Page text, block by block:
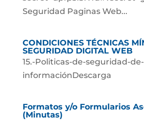
Seguridad Paginas Web...
CONDICIONES TÉCNICAS
SEGURIDAD DIGITAL WEB
15.-Politicas-de-seguridad-
informaciónDescarga
Formatos y/o Formularios
(Minutas)